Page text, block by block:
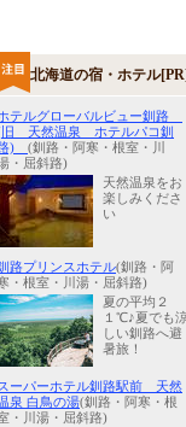
北海道の宿・ホテル
テルグローバルビュー釧路
天然温泉 ホテルパコ釧
) (釧路・阿寒・根室・川
・屈斜路)
天然温泉をお
楽しみくださ
い
路プリンスホテル(釧路・阿
・根室・川湯・屈斜路)
夏の平均２
１℃♪夏でも
しい釧路へ避
暑旅！
ーパーホテル釧路駅前 天然
泉 白鳥の湯(釧路・阿寒・根
・川湯・屈斜路)